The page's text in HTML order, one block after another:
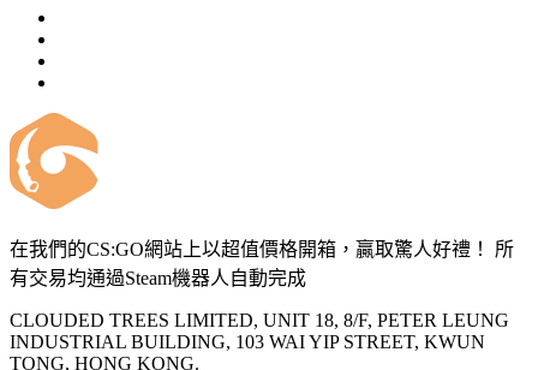
在我們的CS:GO網站上以超值價格開箱，贏取驚人好禮！ 所
有交易均通過Steam機器人自動完成
CLOUDED TREES LIMITED, UNIT 18, 8/F, PETER LEUNG
INDUSTRIAL BUILDING, 103 WAI YIP STREET, KWUN
TONG, HONG KONG.